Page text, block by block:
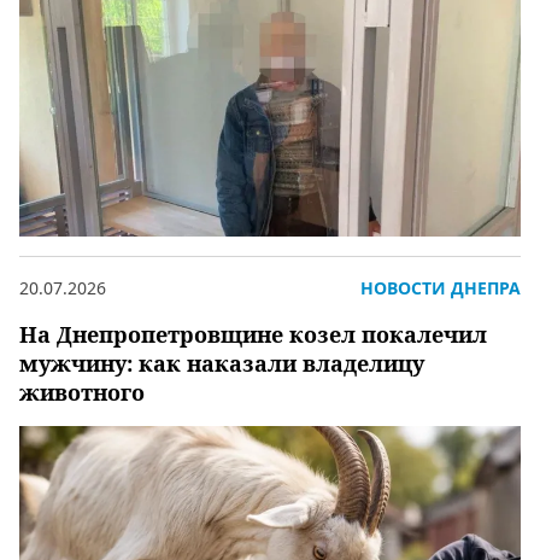
На Днепропетровщине козел покалечил
мужчину: как наказали владелицу
животного
20.07.2026 НОВОСТИ ДНЕПРА